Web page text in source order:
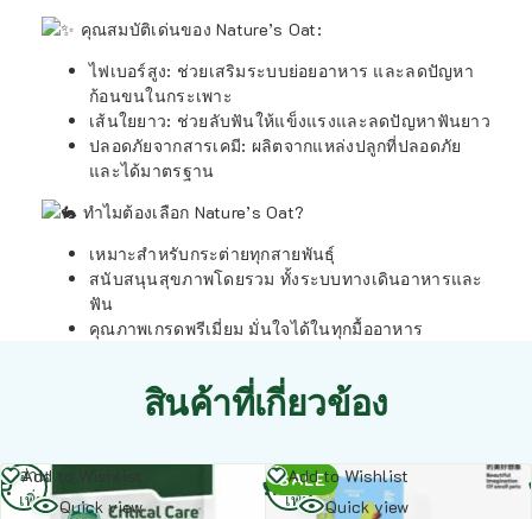
คุณสมบัติเด่นของ Nature’s Oat:
ไฟเบอร์สูง: ช่วยเสริมระบบย่อยอาหาร และลดปัญหา
ก้อนขนในกระเพาะ
เส้นใยยาว: ช่วยลับฟันให้แข็งแรงและลดปัญหาฟันยาว
ปลอดภัยจากสารเคมี: ผลิตจากแหล่งปลูกที่ปลอดภัย
และได้มาตรฐาน
ทำไมต้องเลือก Nature’s Oat?
เหมาะสำหรับกระต่ายทุกสายพันธุ์
สนับสนุนสุขภาพโดยรวม ทั้งระบบทางเดินอาหารและ
ฟัน
คุณภาพเกรดพรีเมี่ยม มั่นใจได้ในทุกมื้ออาหาร
สินค้าที่เกี่ยวข้อง
Add to Wishlist
Quick view
อ่าน
เพิ่ม
SALE
Add to Wishlist
Quick view
อ่าน
เพิ่ม